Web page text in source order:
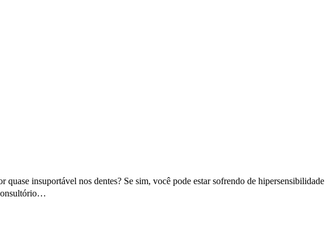
insuportável nos dentes? Se sim, você pode estar sofrendo de hipersensibilidade